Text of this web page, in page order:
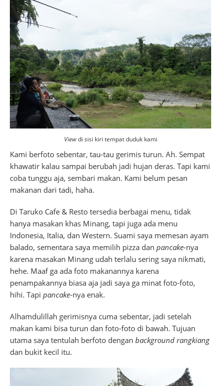
Viewdi sisi kiri tempat duduk kami
Kami berfoto sebentar, tau-tau gerimis turun. Ah. Sempat
khawatir kalau sampai berubah jadi hujan deras. Tapi kami
coba tunggu aja, sembari makan. Kami belum pesan
makanan dari tadi, haha.
Di Taruko Cafe & Resto tersedia berbagai menu, tidak
hanya masakan khas Minang, tapi juga ada menu
Indonesia, Italia, dan Western. Suami saya memesan ayam
balado, sementara saya memilih pizza dan pancake-nya
karena masakan Minang udah terlalu sering saya nikmati,
hehe. Maaf ga ada foto makanannya karena
penampakannya biasa aja jadi saya ga minat foto-foto,
hihi. Tapi pancake-nya enak.
Alhamdulillah gerimisnya cuma sebentar, jadi setelah
makan kami bisa turun dan foto-foto di bawah. Tujuan
utama saya tentulah berfoto dengan background rangkiang
dan bukit kecil itu.